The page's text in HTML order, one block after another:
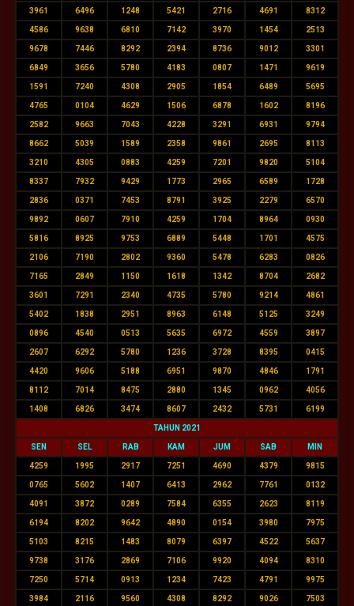
3961 6496 1248 5421 2716 4691 8312
4586 9638 6810 7142 3970 1454 2513
9678 7446 8292 2394 8736 9012 3301
6849 3656 5780 4183 0807 1471 9619
1591 7240 4308 2905 1854 6489 5695
4765 0104 4629 1506 6878 1602 8196
2582 9663 7043 4228 3291 6931 9794
8662 5039 1589 2358 9861 2695 8113
3210 4305 0883 4259 7201 9820 5104
8337 7932 9429 1773 2965 6589 1728
2836 0371 7453 8791 3925 2279 6570
9892 0607 7910 4259 1704 8964 0930
5816 8925 9753 6889 5448 1701 4575
2106 7190 2802 9360 5478 6283 0826
7165 2849 1150 1618 1342 8704 2682
3601 7291 2340 4735 5780 9214 4861
5402 1838 2951 8963 6148 5125 3249
0896 4540 0513 5635 6972 4559 3897
2607 6292 5780 1236 3728 8395 0415
4420 9606 5188 6951 9870 4846 1791
8112 7014 8475 2880 1345 0962 4056
1408 6826 3474 8607 2432 5731 6199
TAHUN 2021
SEN SEL RAB KAM JUM SAB MIN
4259 1995 2917 7251 4690 4379 9815
0765 5602 1407 6413 2962 7761 0132
4091 3872 0289 7584 6355 2623 8119
6194 8202 9642 4890 0154 3980 7975
5103 8215 1483 8079 6397 4522 5637
9738 3176 2869 7106 9920 4094 8310
7250 5714 0913 1234 7423 4791 9975
3984 2116 9560 4308 8292 9026 7503